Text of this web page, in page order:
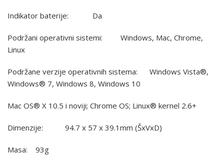
Indikator baterije: Da
Podržani operativni sistemi: Windows, Mac, Chrome,
Linux
Podržane verzije operativnih sistema: Windows Vista®,
Windows® 7, Windows 8, Windows 10
Mac OS® X 10.5 i noviji; Chrome OS; Linux® kernel 2.6+
Dimenzije: 94.7 x 57 x 39.1mm (ŠxVxD)
Masa: 93g